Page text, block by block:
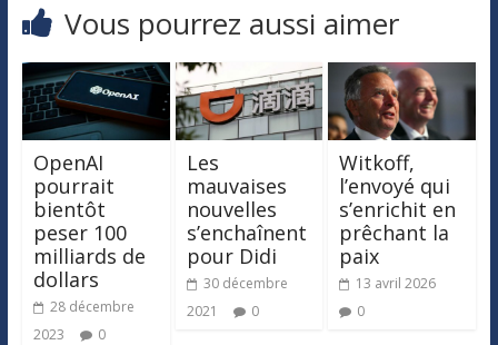
Vous pourrez aussi aimer
OpenAI
pourrait
bientôt
peser 100
milliards de
dollars
28 décembre
2023
0
Les
mauvaises
nouvelles
s’enchaînent
pour Didi
30 décembre
2021
0
Witkoff,
l’envoyé qui
s’enrichit en
prêchant la
paix
13 avril 2026
0